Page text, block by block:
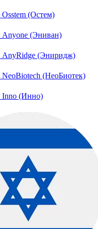
(Остем)
(Эниван)
AnyRidge (Эниридж)
(НеоБиотек)
Inno (Инно)